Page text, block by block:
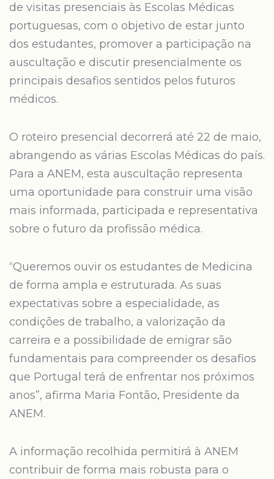
de visitas presenciais às Escolas Médicas
portuguesas, com o objetivo de estar junto
dos estudantes, promover a participação na
auscultação e discutir presencialmente os
principais desafios sentidos pelos futuros
médicos.
O roteiro presencial decorrerá até 22 de maio,
abrangendo as várias Escolas Médicas do país.
Para a ANEM, esta auscultação representa
uma oportunidade para construir uma visão
mais informada, participada e representativa
sobre o futuro da profissão médica.
“Queremos ouvir os estudantes de Medicina
de forma ampla e estruturada. As suas
expectativas sobre a especialidade, as
condições de trabalho, a valorização da
carreira e a possibilidade de emigrar são
fundamentais para compreender os desafios
que Portugal terá de enfrentar nos próximos
anos”, afirma Maria Fontão, Presidente da
ANEM.
A informação recolhida permitirá à ANEM
contribuir de forma mais robusta para o